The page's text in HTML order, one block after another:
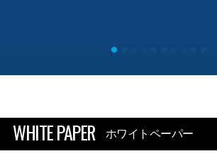
WHITE PAPER ホワイトペーパー